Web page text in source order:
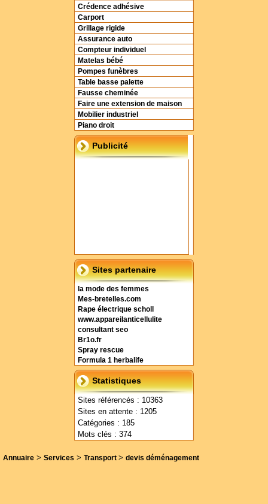
Crédence adhésive
Carport
Grillage rigide
Assurance auto
Compteur individuel
Matelas bébé
Pompes funèbres
Table basse palette
Fausse cheminée
Faire une extension de maison
Mobilier industriel
Piano droit
Publicité
Sites partenaire
la mode des femmes
Mes-bretelles.com
Rape électrique scholl
www.appareilanticellulite
consultant seo
Br1o.fr
Spray rescue
Formula 1 herbalife
Statistiques
Sites référencés : 10363
Sites en attente : 1205
Catégories : 185
Mots clés : 374
Annuaire > Services > Transport > devis déménagement